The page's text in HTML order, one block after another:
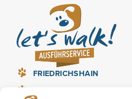
FRIEDRICHSHAIN